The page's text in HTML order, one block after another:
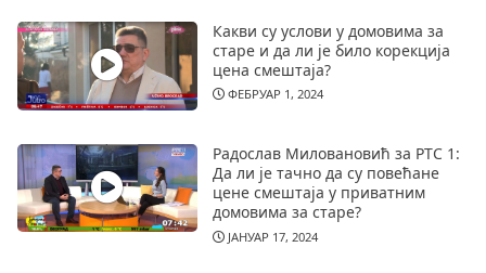
Какви су услови у домовима за
старе и да ли је било корекција
цена смештаја?
ФЕБРУАР 1, 2024
Радослав Миловановић за РТС 1:
Да ли је тачно да су повећане
цене смештаја у приватним
домовима за старе?
ЈАНУАР 17, 2024